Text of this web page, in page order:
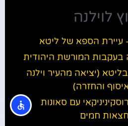
לוילנה
– עיירת הספא של ליטא
בעקבות המורשת היהודית
(יציאה מהעיר וילנה
והחזרה)
עם סאונות
חמים